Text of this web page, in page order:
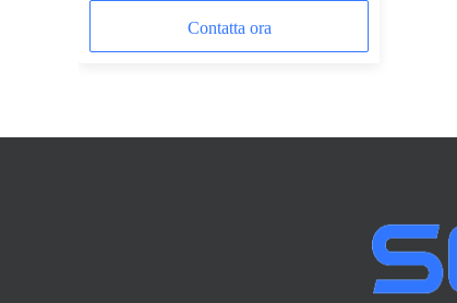
Contatta ora